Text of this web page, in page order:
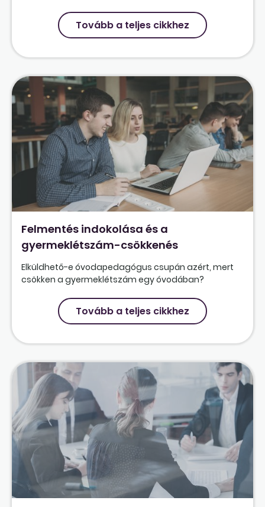
Tovább a teljes cikkhez
Felmentés indokolása és a
gyermeklétszám-csökkenés
Elküldhető-e óvodapedagógus csupán azért, mert
csökken a gyermeklétszám egy óvodában?
Tovább a teljes cikkhez